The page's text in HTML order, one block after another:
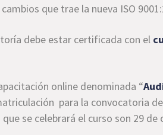
que trae la nueva ISO
debe estar certificada con el
online denominada “
para la convocatoria
se celebrará el curso son 29 de